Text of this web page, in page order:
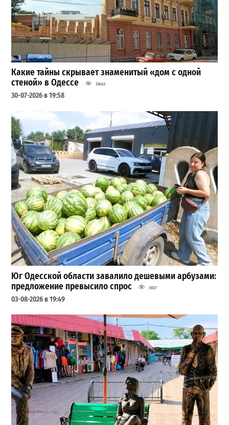
Какие тайны скрывает знаменитый «дом с одной
стеной» в Одессе
34143
30-07-2026 в 19:58
Юг Одесской области завалило дешевыми арбузами:
предложение превысило спрос
3657
03-08-2026 в 19:49